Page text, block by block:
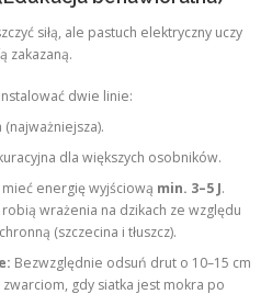
siłą, ale pastuch elektryczny uczy
zakazaną.
dwie linie:
dla większych osobników.
energię wyjściową min. 3–5 J.
wrażenia na dzikach ze względu
(szczecina i tłuszcz).
Bezwzględnie odsuń drut o 10–15 cm
gdy siatka jest mokra po